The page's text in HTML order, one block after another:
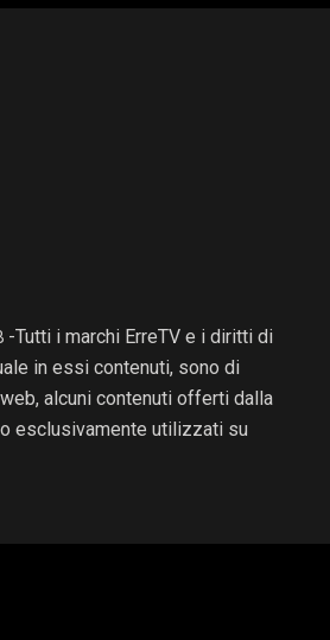
-Tutti i marchi ErreTV e i diritti di
in essi contenuti, sono di
alcuni contenuti offerti dalla
esclusivamente utilizzati su